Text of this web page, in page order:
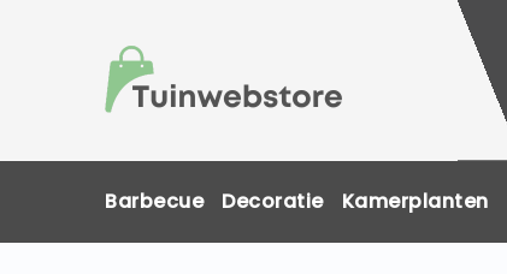
Barbecue Decoratie Kamerplanten